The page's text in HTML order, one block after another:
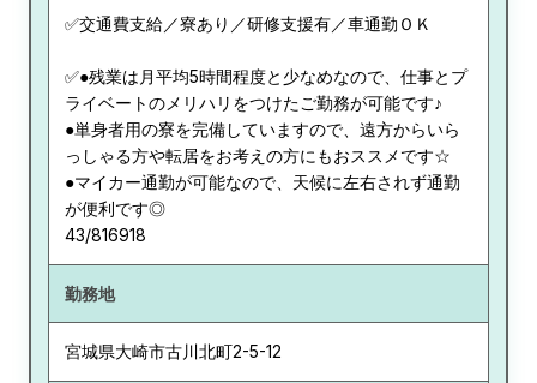
✅交通費支給／寮あり／研修支援有／車通勤ＯＫ
✅●残業は月平均5時間程度と少なめなので、仕事とプ
ライベートのメリハリをつけたご勤務が可能です♪
●単身者用の寮を完備していますので、遠方からいら
っしゃる方や転居をお考えの方にもおススメです☆
●マイカー通勤が可能なので、天候に左右されず通勤
が便利です◎
43/816918
勤務地
宮城県大崎市古川北町2-5-12